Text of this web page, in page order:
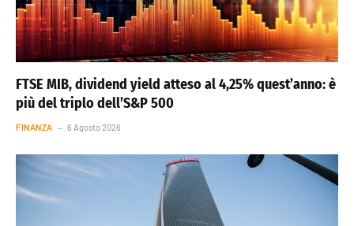
FTSE MIB, dividend yield atteso al 4,25% quest’anno: è
più del triplo dell’S&P 500
FINANZA 6 Agosto 2026